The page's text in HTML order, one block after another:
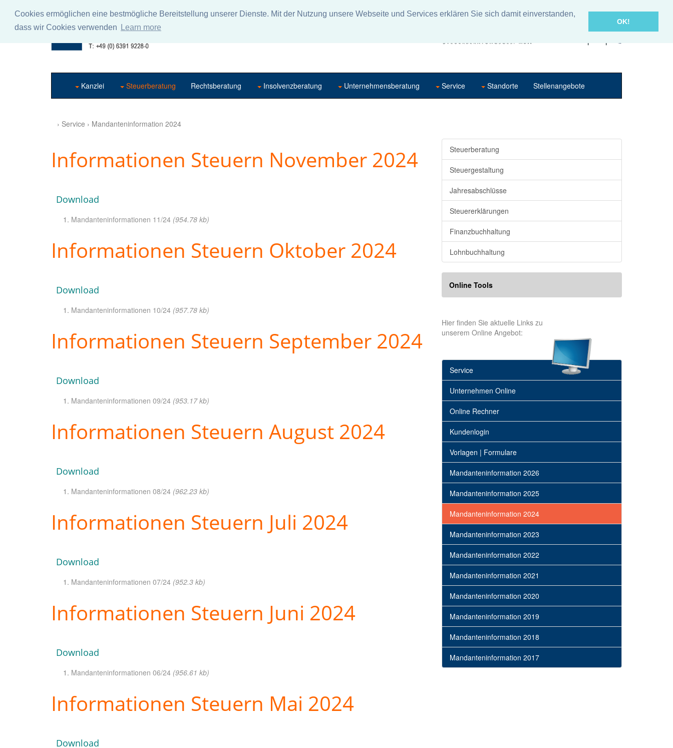
Cookies ermöglichen eine bestmögliche Bereitstellung unserer Dienste. Mit der Nutzung unsere Webseite und Services erklären Sie sich damit einverstanden,
dass wir Cookies verwenden
Learn more
OK!
Kanzlei Steuerberatung Rechtsberatung Insolvenzberatung Unternehmensberatung Service Standorte Stellenangebote
› Service › Mandanteninformation 2024
Informationen Steuern November 2024
Download
Mandanteninformationen 11/24 (954.78 kb)
Informationen Steuern Oktober 2024
Download
Mandanteninformationen 10/24 (957.78 kb)
Informationen Steuern September 2024
Download
Mandanteninformationen 09/24 (953.17 kb)
Informationen Steuern August 2024
Download
Mandanteninformationen 08/24 (962.23 kb)
Informationen Steuern Juli 2024
Download
Mandanteninformationen 07/24 (952.3 kb)
Informationen Steuern Juni 2024
Download
Mandanteninformationen 06/24 (956.61 kb)
Informationen Steuern Mai 2024
Download
Steuerberatung
Steuergestaltung
Jahresabschlüsse
Steuererklärungen
Finanzbuchhaltung
Lohnbuchhaltung
Online Tools
Hier finden Sie aktuelle Links zu
unserem Online Angebot:
Service
Unternehmen Online
Online Rechner
Kundenlogin
Vorlagen | Formulare
Mandanteninformation 2026
Mandanteninformation 2025
Mandanteninformation 2024
Mandanteninformation 2023
Mandanteninformation 2022
Mandanteninformation 2021
Mandanteninformation 2020
Mandanteninformation 2019
Mandanteninformation 2018
Mandanteninformation 2017